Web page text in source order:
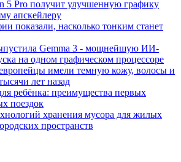
5 Pro получит улучшенную графику
апскейлеру
показали, насколько тонким станет
Gemma 3 - мощнейшую ИИ-
на одном графическом процессоре
имели темную кожу, волосы и
лет назад
ребёнка: преимущества первых
поездок
хранения мусора для жилых
пространств